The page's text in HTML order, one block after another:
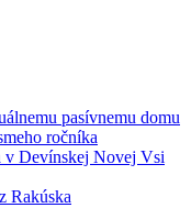
pasívnemu domu
ročníka
v Devínskej Novej Vsi
Rakúska